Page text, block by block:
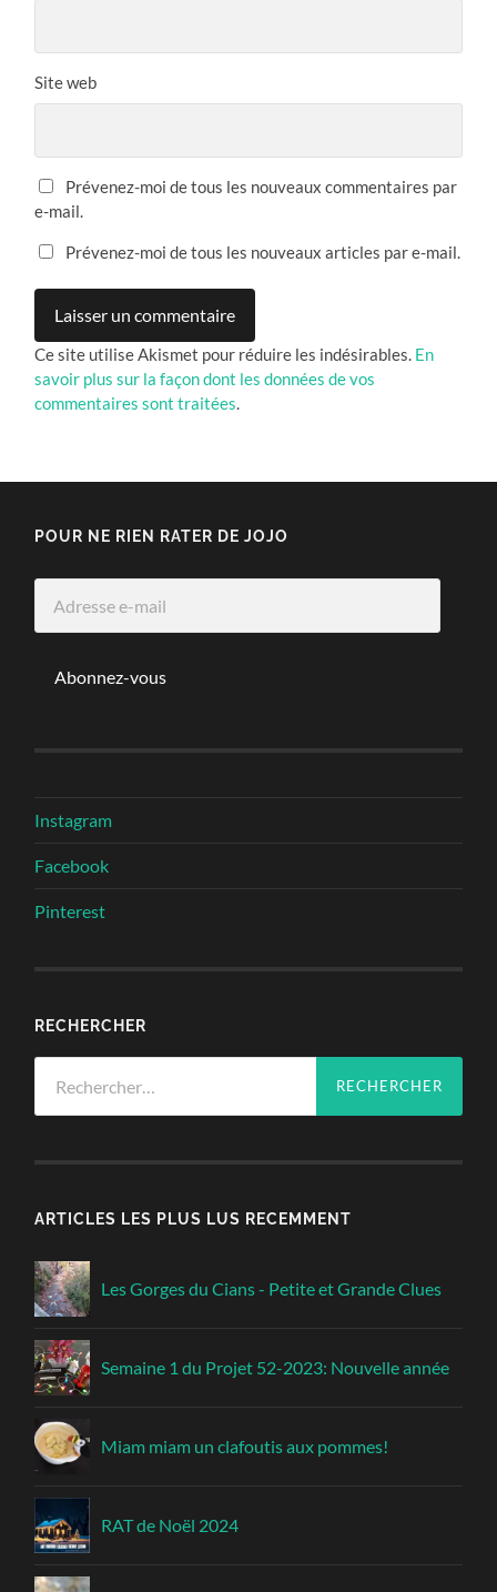
Site web
Prévenez-moi de tous les nouveaux commentaires par
e-mail.
Prévenez-moi de tous les nouveaux articles par e-mail.
Ce site utilise Akismet pour réduire les indésirables. En
savoir plus sur la façon dont les données de vos
commentaires sont traitées.
POUR NE RIEN RATER DE JOJO
Abonnez-vous
Instagram
Facebook
Pinterest
RECHERCHER
ARTICLES LES PLUS LUS RECEMMENT
Les Gorges du Cians - Petite et Grande Clues
Semaine 1 du Projet 52-2023: Nouvelle année
Miam miam un clafoutis aux pommes!
RAT de Noël 2024